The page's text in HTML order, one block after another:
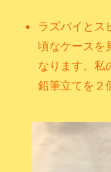
ラズパイとス
頃なケースを
なります。私
鉛筆立てを２